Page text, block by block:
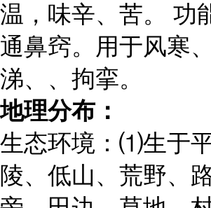
温，味辛、苦。 功
通鼻窍。用于风寒
涕、、拘挛。
地理分布：
生态环境：⑴生于
陵、低山、荒野、